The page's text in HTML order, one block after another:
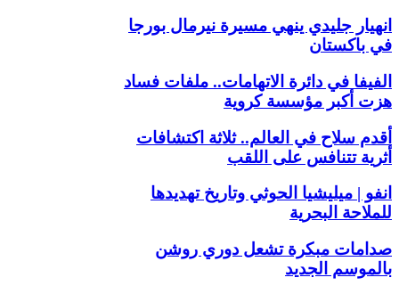
انهيار جليدي ينهي مسيرة نيرمال بورجا
في باكستان
الفيفا في دائرة الاتهامات.. ملفات فساد
هزت أكبر مؤسسة كروية
أقدم سلاح في العالم.. ثلاثة اكتشافات
أثرية تتنافس على اللقب
انفو | ميليشيا الحوثي وتاريخ تهديدها
للملاحة البحرية
صدامات مبكرة تشعل دوري روشن
بالموسم الجديد